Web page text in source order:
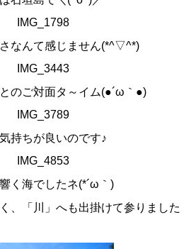
なんて感じません(*^▽^*)
のご対面タ～イム(●´ω｀●)
持ちが良いのです♪
く海でしたネ(*´ω｀)
、「川」へも出掛けて参りました